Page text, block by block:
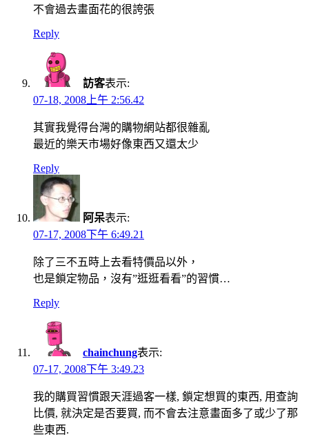
不會過去畫面花的很誇張
Reply
訪客表示:
07-18, 2008上午 2:56.42
其實我覺得台灣的購物網站都很雜亂
最近的樂天市場好像東西又還太少
Reply
阿呆表示:
07-17, 2008下午 6:49.21
除了三不五時上去看特價品以外，
也是鎖定物品，沒有”逛逛看看”的習慣…
Reply
chainchung表示:
07-17, 2008下午 3:49.23
我的購買習慣跟天涯過客一樣, 鎖定想買的東西, 用查詢
比價, 就決定是否要買, 而不會去注意畫面多了或少了那
些東西.